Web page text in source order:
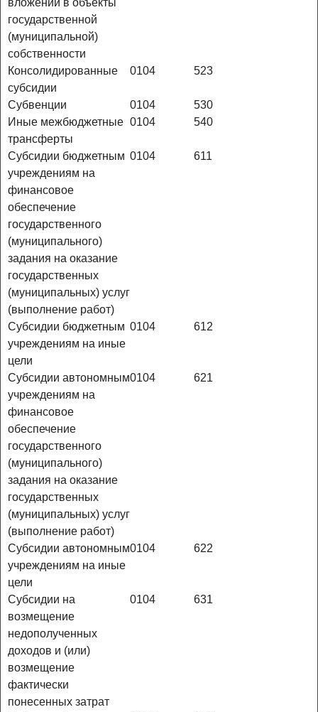
вложений в объекты
государственной
(муниципальной)
собственности
Консолидированные
субсидии
0104 523
Субвенции 0104
530
Иные межбюджетные
трансферты
0104 540
Субсидии бюджетным
учреждениям на
финансовое
обеспечение
государственного
(муниципального)
задания на оказание
государственных
(муниципальных) услуг
(выполнение работ)
0104 611
Субсидии бюджетным
учреждениям на иные
цели
0104 612
Субсидии автономным
учреждениям на
финансовое
обеспечение
государственного
(муниципального)
задания на оказание
государственных
(муниципальных) услуг
(выполнение работ)
0104 621
Субсидии автономным
учреждениям на иные
цели
0104 622
Субсидии на
возмещение
недополученных
доходов и (или)
возмещение
фактически
понесенных затрат
0104 631